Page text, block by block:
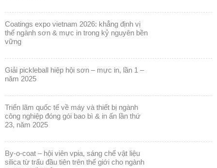
coatings expo vietnam 2026: khẳng định vị
thế ngành sơn & mực in trong kỷ nguyên bền
vững
giải pickleball hiệp hội sơn – mực in, lần 1 –
năm 2025
triển lãm quốc tế về máy và thiết bị ngành
công nghiệp đóng gói bao bì & in ấn lần thứ
23, năm 2025
by-o-coat – hội viên vpia, sáng chế vật liệu
silica từ trấu đầu tiên trên thế giới cho ngành